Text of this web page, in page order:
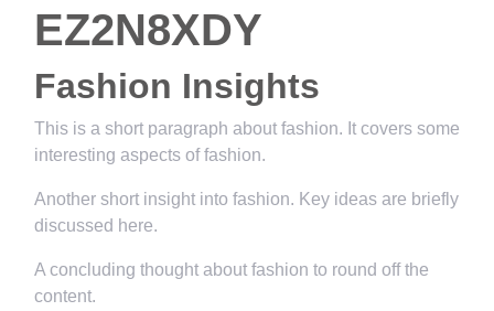
EZ2N8XDY
Fashion Insights
This is a short paragraph about fashion. It covers some
interesting aspects of fashion.
Another short insight into fashion. Key ideas are briefly
discussed here.
A concluding thought about fashion to round off the
content.